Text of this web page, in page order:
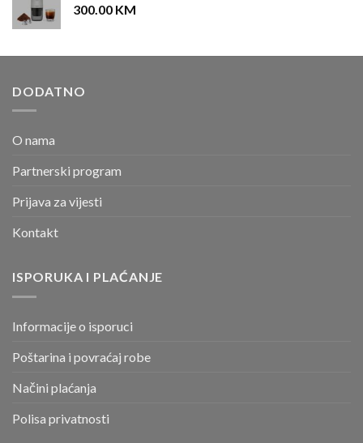
300.00 KM
DODATNO
O nama
Partnerski program
Prijava za vijesti
Kontakt
ISPORUKA I PLAĆANJE
Informacije o isporuci
Poštarina i povraćaj robe
Načini plaćanja
Polisa privatnosti